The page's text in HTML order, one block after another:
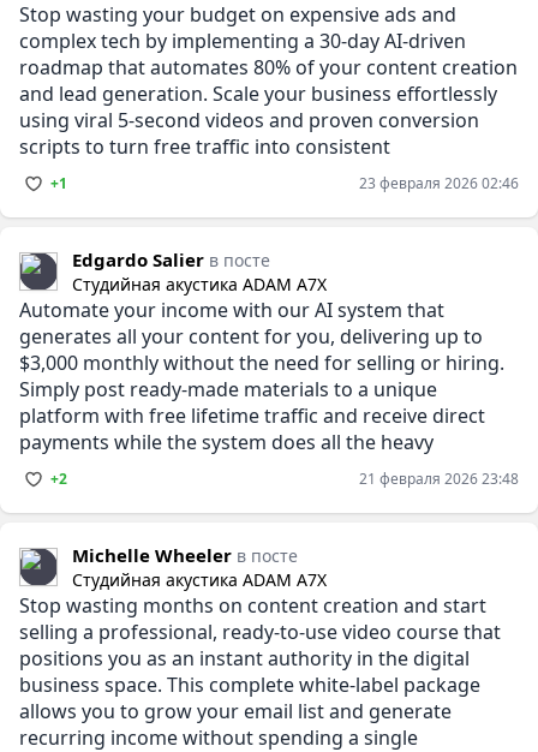
Stop wasting your budget on expensive ads and
complex tech by implementing a 30-day AI-driven
roadmap that automates 80% of your content creation
and lead generation. Scale your business effortlessly
using viral 5-second videos and proven conversion
scripts to turn free traffic into consistent
+1 23 февраля 2026 02:46
Edgardo Salier в посте
Студийная акустика ADAM A7X
Automate your income with our AI system that
generates all your content for you, delivering up to
$3,000 monthly without the need for selling or hiring.
Simply post ready-made materials to a unique
platform with free lifetime traffic and receive direct
payments while the system does all the heavy
+2 21 февраля 2026 23:48
Michelle Wheeler в посте
Студийная акустика ADAM A7X
Stop wasting months on content creation and start
selling a professional, ready-to-use video course that
positions you as an instant authority in the digital
business space. This complete white-label package
allows you to grow your email list and generate
recurring income without spending a single